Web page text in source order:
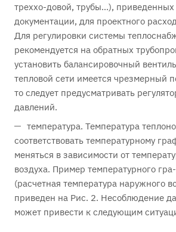
треххо-довой, трубы…), приведенных
документации, для проектного
Для регулировки системы
рекомендуется на обратных
установить балансировочный
тепловой сети имеется чрезмерный
то следует предусматривать
давлений.
температура. Температура
соответствовать температурному
меняться в зависимости от
воздуха. Пример температурного
(расчетная температура наружного
приведен на Рис. 2. Несоблюдение
может привести к следующим